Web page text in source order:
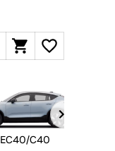
EC40/C40